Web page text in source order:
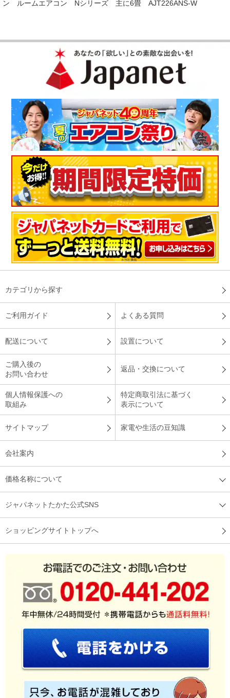
ン ルームエアコン Nシリーズ 主に6畳 AJT226ANS-W
カテゴリから探す
ご利用ガイド よくある質問
配送について 設置について
ご購入後の
お問い合わせ
返品・交換について
個人情報保護への
取組み
特定商取引法に基づく
表示について
サイトマップ 家電や生活の豆知識
会社案内
価格名称について
ジャパネットたかた公式SNS
ショッピングサイトトップへ